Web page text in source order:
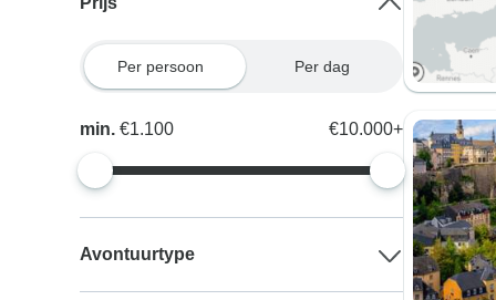
Per persoon Per dag
min.€1.100 €10.000+
Avontuurtype